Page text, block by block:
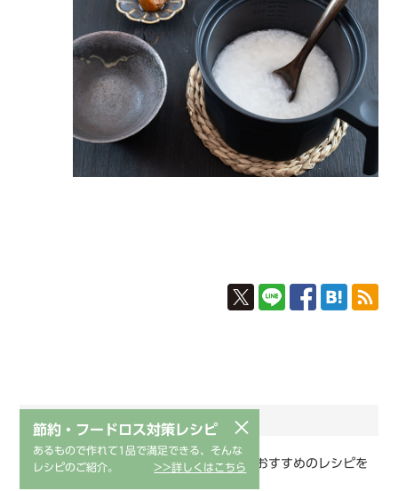
おすすめレシピ
レシピ「米から炊くおかゆ」をご覧の方におすすめのレシピを
×
節約・フードロス対策レシピ
あるもので作れて1品で満足できる、そんな
レシピのご紹介。
>>詳しくはこちら